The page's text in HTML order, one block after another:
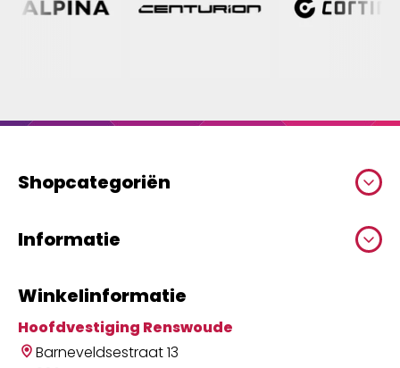
Shopcategoriën
Informatie
Winkelinformatie
Hoofdvestiging Renswoude
Barneveldsestraat 13